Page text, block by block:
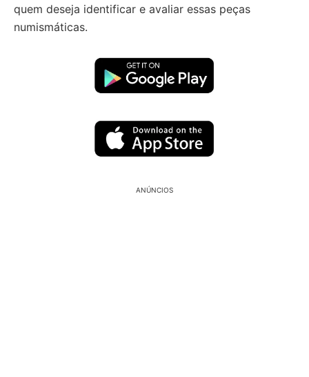
quem deseja identificar e avaliar essas peças
numismáticas.
ANÚNCIOS